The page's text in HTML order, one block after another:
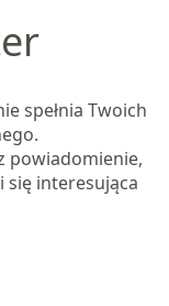
spełnia Twoich
powiadomienie,
się interesująca